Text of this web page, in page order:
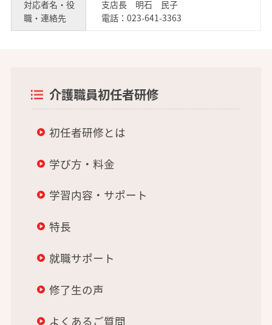
対応者名・役
職・連絡先
支店長 明石 民子
電話：023-641-3363
介護職員初任者研修
初任者研修とは
学び方・料金
学習内容・サポート
特長
就職サポート
修了生の声
よくあるご質問